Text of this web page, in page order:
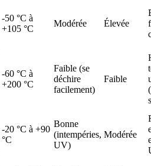
-50 °C à
+105 °C
Modérée Élevée
-60 °C à
+200 °C
Faible (se
déchire
facilement)
Faible
-20 °C à +90
°C
Bonne
(intempéries,
UV)
Modérée